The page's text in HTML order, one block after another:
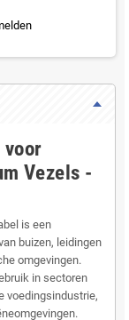
Vezels -
is een
buizen, leidingen
omgevingen.
in sectoren
voedingsindustrie,